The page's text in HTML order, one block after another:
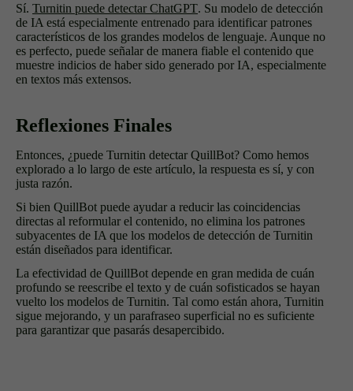
Sí. Turnitin puede detectar ChatGPT. Su modelo de detección
de IA está especialmente entrenado para identificar patrones
característicos de los grandes modelos de lenguaje. Aunque no
es perfecto, puede señalar de manera fiable el contenido que
muestre indicios de haber sido generado por IA, especialmente
en textos más extensos.
Reflexiones Finales
Entonces, ¿puede Turnitin detectar QuillBot? Como hemos
explorado a lo largo de este artículo, la respuesta es sí, y con
justa razón.
Si bien QuillBot puede ayudar a reducir las coincidencias
directas al reformular el contenido, no elimina los patrones
subyacentes de IA que los modelos de detección de Turnitin
están diseñados para identificar.
La efectividad de QuillBot depende en gran medida de cuán
profundo se reescribe el texto y de cuán sofisticados se hayan
vuelto los modelos de Turnitin. Tal como están ahora, Turnitin
sigue mejorando, y un parafraseo superficial no es suficiente
para garantizar que pasarás desapercibido.